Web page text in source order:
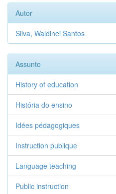
Autor
Silva, Waldinei Santos
Assunto
History of education
História do ensino
Idées pédagogiques
Instruction publique
Language teaching
Public instruction